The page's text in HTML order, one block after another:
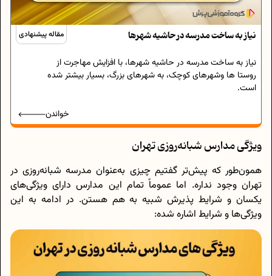
مقاله پیشنهادی نیاز به ساخت مدرسه در حاشیه شهرها
نیاز به ساخت مدرسه در حاشیه شهرها، با افزایش مهاجرت از
روستا ها وشهرهای کوچک، به شهرهای بزرگ، بسیار بیشتر شده
است.
خواندن
ویژگی مدارس شبانه‌روزی تهران
همون‌طور که پیش‌تر گفتیم چیزی به‌عنوان مدرسه شبانه‌روزی در
تهران وجود نداره. اما عموماً تمام این مدارس دارای ویژگی‌های
یکسان و شرایط پذیرش شبیه به هم هستن. در ادامه به این
ویژگی‌ها و شرایط اشاره شده: